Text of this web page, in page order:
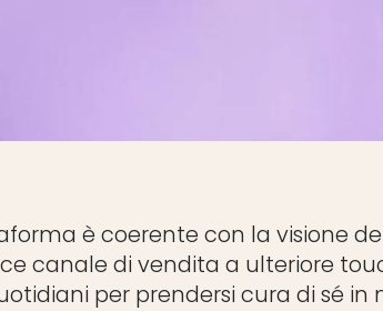
è coerente con la visione
canale di vendita a ulteriore
per prendersi cura di sé in